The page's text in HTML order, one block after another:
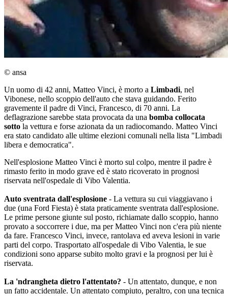
© ansa
Un uomo di 42 anni, Matteo Vinci, è morto a Limbadi, nel
Vibonese, nello scoppio dell'auto che stava guidando. Ferito
gravemente il padre di Vinci, Francesco, di 70 anni. La
deflagrazione sarebbe stata provocata da una bomba collocata
sotto la vettura e forse azionata da un radiocomando. Matteo Vinci
era stato candidato alle ultime elezioni comunali nella lista "Limbadi
libera e democratica".
Nell'esplosione Matteo Vinci è morto sul colpo, mentre il padre è
rimasto ferito in modo grave ed è stato ricoverato in prognosi
riservata nell'ospedale di Vibo Valentia.
Auto sventrata dall'esplosione - La vettura su cui viaggiavano i
due (una Ford Fiesta) è stata praticamente sventrata dall'esplosione.
Le prime persone giunte sul posto, richiamate dallo scoppio, hanno
provato a soccorrere i due, ma per Matteo Vinci non c'era più niente
da fare. Francesco Vinci, invece, rantolava ed aveva lesioni in varie
parti del corpo. Trasportato all'ospedale di Vibo Valentia, le sue
condizioni sono apparse subito molto gravi e la prognosi per lui è
riservata.
La 'ndrangheta dietro l'attentato? - Un attentato, dunque, e non
un fatto accidentale. Un attentato compiuto, peraltro, con una tecnica